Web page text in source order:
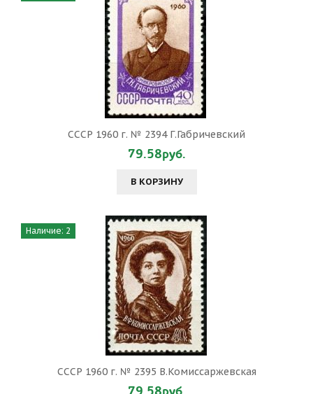
СССР 1960 г. № 2394 Г.Габричевский
79.58руб.
В КОРЗИНУ
Наличие: 2
СССР 1960 г. № 2395 В.Комиссаржевская